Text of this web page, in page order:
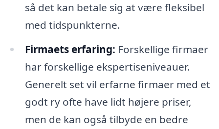
så det kan betale sig at være fleksibel
med tidspunkterne.
Firmaets erfaring: Forskellige firmaer
har forskellige ekspertiseniveauer.
Generelt set vil erfarne firmaer med et
godt ry ofte have lidt højere priser,
men de kan også tilbyde en bedre